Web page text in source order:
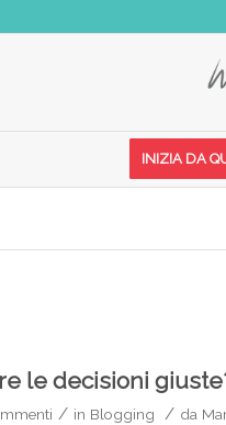
INIZIA DA
le decisioni
/ in Blogging / da